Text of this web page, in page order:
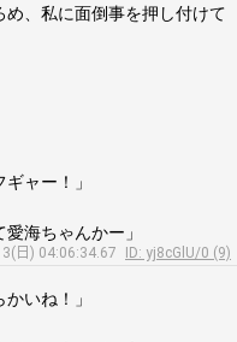
、私に面倒事を押し付けて
ャー！」
海ちゃんかー」
日) 04:06:34.67
ID: yj8cGlU/0 (9)
いね！」